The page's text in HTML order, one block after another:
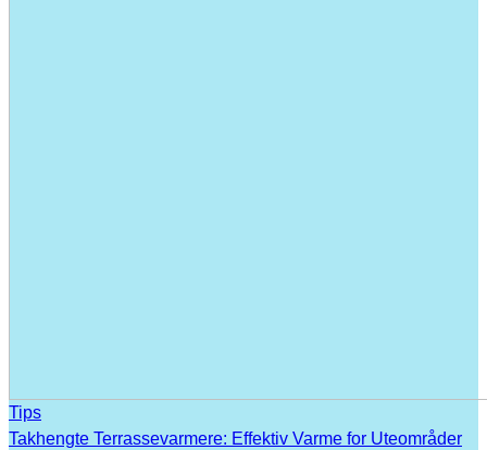
Tips
Takhengte Terrassevarmere: Effektiv Varme for Uteområder